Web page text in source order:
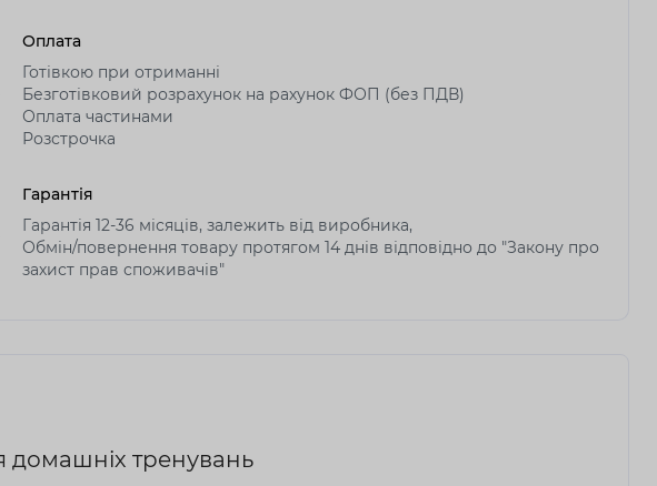
Оплата
Готівкою при отриманні
Безготівковий розрахунок на рахунок ФОП (без ПДВ)
Оплата частинами
Розстрочка
Гарантія
Гарантія 12-36 місяців, залежить від виробника,
Обмін/повернення товару протягом 14 днів відповідно до "Закону про
захист прав споживачів"
домашніх тренувань